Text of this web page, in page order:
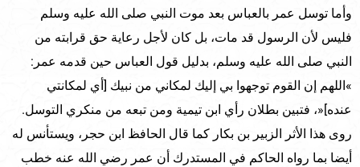
وأما توسل عمر بالعباس بعد موت النبي صلى الله عليه وسلم
فليس لأن الرسول قد مات، بل كان لأجل رعاية حق قرابته من
النبي صلى الله عليه وسلم، بدليل قول العباس حين قدمه عمر:
»اللهم إن القوم توجهوا بي إليك لمكاني من نبيك [أي لمكانتي
عنده]«، فتبين بطلان رأي ابن تيمية ومن تبعه من منكري التوسل.
روى هذا الأثر الزبير بن بكار كما قال الحافظ ابن حجر، ويستأنس له
أيضا بما رواه الحاكم في المستدرك أن عمر رضي الله عنه خطب